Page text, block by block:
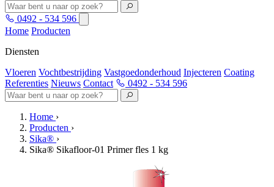
0492 - 534 596
Home Producten
Diensten
Vloeren Vochtbestrijding Vastgoedonderhoud Injecteren Coating
Referenties Nieuws Contact 0492 - 534 596
Home ›
Producten ›
Sika® ›
Sika® Sikafloor-01 Primer fles 1 kg